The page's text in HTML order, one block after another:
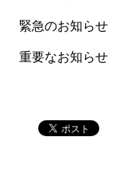
緊急のお知らせ
重要なお知らせ